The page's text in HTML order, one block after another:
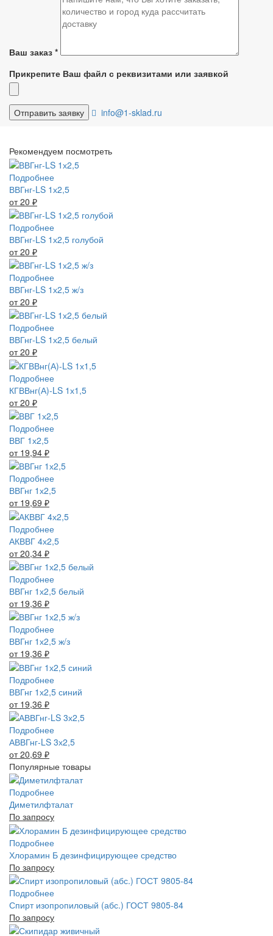
Ваш заказ *
Прикрепите Ваш файл с реквизитами или заявкой
info@1-sklad.ru
Рекомендуем посмотреть
Подробнее
ВВГнг-LS 1х2,5
от 20 ₽
Подробнее
ВВГнг-LS 1х2,5 голубой
от 20 ₽
Подробнее
ВВГнг-LS 1х2,5 ж/з
от 20 ₽
Подробнее
ВВГнг-LS 1х2,5 белый
от 20 ₽
Подробнее
КГВВнг(А)-LS 1х1,5
от 20 ₽
Подробнее
ВВГ 1х2,5
от 19,94 ₽
Подробнее
ВВГнг 1х2,5
от 19,69 ₽
Подробнее
АКВВГ 4х2,5
от 20,34 ₽
Подробнее
ВВГнг 1х2,5 белый
от 19,36 ₽
Подробнее
ВВГнг 1х2,5 ж/з
от 19,36 ₽
Подробнее
ВВГнг 1х2,5 синий
от 19,36 ₽
Подробнее
АВВГнг-LS 3х2,5
от 20,69 ₽
Популярные товары
Подробнее
Диметилфталат
По запросу
Подробнее
Хлорамин Б дезинфицирующее средство
По запросу
Подробнее
Спирт изопропиловый (абс.) ГОСТ 9805-84
По запросу